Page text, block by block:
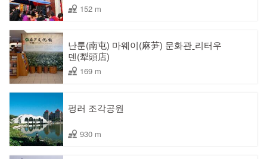
152 m
난툰(南屯) 마웨이(麻芛) 문화관ˍ리터우
덴(犁頭店)
169 m
펑러 조각공원
930 m